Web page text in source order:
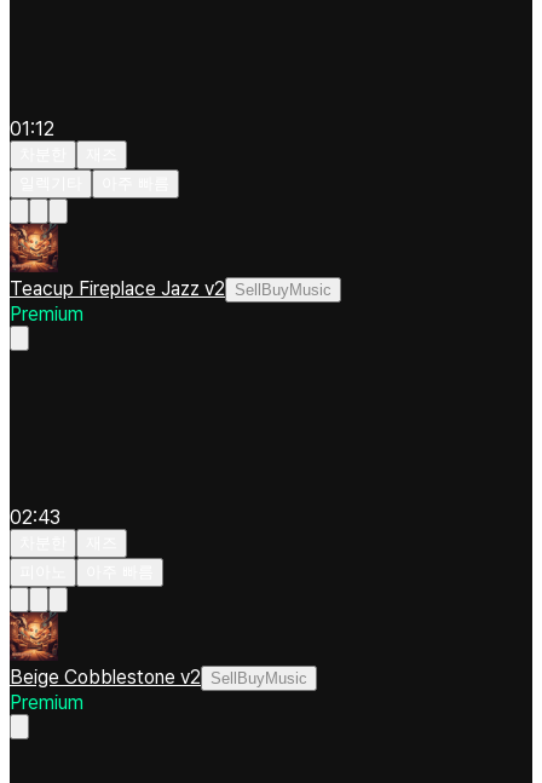
01:12
Teacup Fireplace Jazz v2 SellBuyMusic
Premium
02:43
Beige Cobblestone v2 SellBuyMusic
Premium